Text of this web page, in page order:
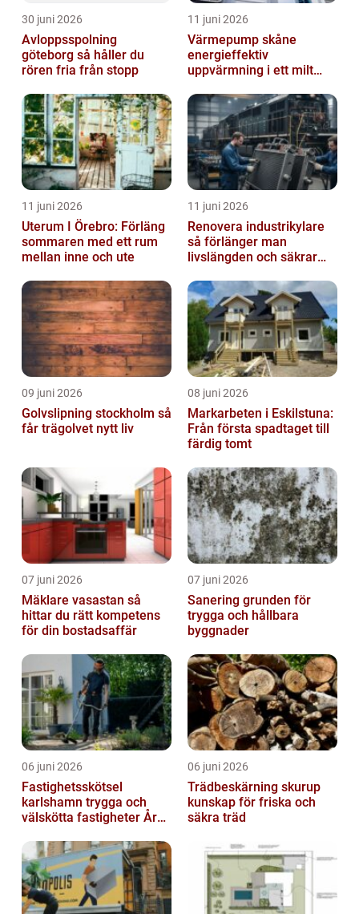
30 juni 2026
Avloppsspolning
göteborg så håller du
rören fria från stopp
11 juni 2026
Värmepump skåne
energieffektiv
uppvärmning i ett milt
11 juni 2026
Uterum I Örebro: Förläng
sommaren med ett rum
mellan inne och ute
11 juni 2026
Renovera industrikylare
så förlänger man
livslängden och säkrar
09 juni 2026
Golvslipning stockholm så
får trägolvet nytt liv
08 juni 2026
Markarbeten i Eskilstuna:
Från första spadtaget till
färdig tomt
07 juni 2026
Mäklare vasastan så
hittar du rätt kompetens
för din bostadsaffär
07 juni 2026
Sanering grunden för
trygga och hållbara
byggnader
06 juni 2026
Fastighetsskötsel
karlshamn trygga och
välskötta fastigheter Året
06 juni 2026
Trädbeskärning skurup
kunskap för friska och
säkra träd